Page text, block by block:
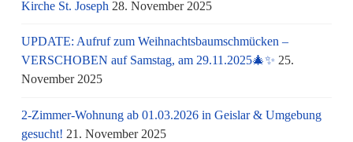
Kirche St. Joseph 28. November 2025
UPDATE: Aufruf zum Weihnachtsbaumschmücken –
VERSCHOBEN auf Samstag, am 29.11.2025🎄✨ 25.
November 2025
2-Zimmer-Wohnung ab 01.03.2026 in Geislar & Umgebung
gesucht! 21. November 2025